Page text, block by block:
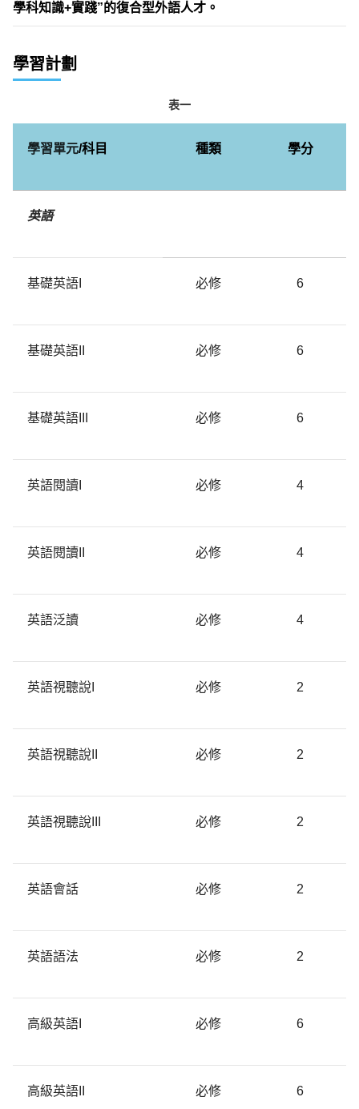
學科知識+實踐”的復合型外語人才。
學習計劃
表一
學習單元/科目 種類 學分
英語
基礎英語I 必修 6
基礎英語II 必修 6
基礎英語III 必修 6
英語閱讀I 必修 4
英語閱讀II 必修 4
英語泛讀 必修 4
英語視聽說I 必修 2
英語視聽說II 必修 2
英語視聽說III 必修 2
英語會話 必修 2
英語語法 必修 2
高級英語I 必修 6
高級英語II 必修 6